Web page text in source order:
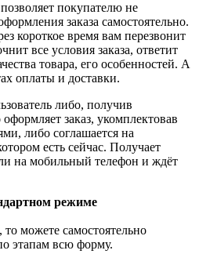
покупателю не
заказа самостоятельно.
короткое время вам перезвонит
все условия заказа, ответит
товара, его особенностей. А
оплаты и доставки.
либо, получив
заказ, укомплектовав
либо соглашается на
есть сейчас. Получает
на мобильный телефон и ждёт
режиме
можете самостоятельно
этапам всю форму.